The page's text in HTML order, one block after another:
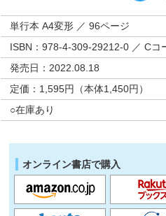
単行本 A4変形 ／ 96ページ
ISBN：978-4-309-29212-0 ／ Cコ
発売日：2022.08.18
定価：1,595円（本体1,450円）
○在庫あり
オンライン書店で購入